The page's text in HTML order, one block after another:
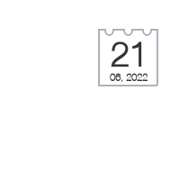
21
06, 2022